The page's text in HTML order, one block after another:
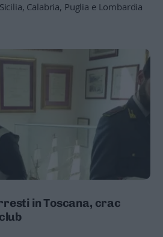
Calabria, Puglia e Lombardia
in Toscana, crac